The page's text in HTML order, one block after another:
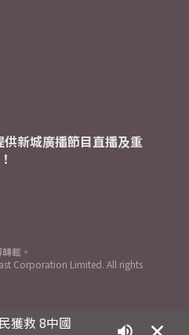
獲救 8中國
新城廣播節目直播及重
載。
Corporation Limited. All rights